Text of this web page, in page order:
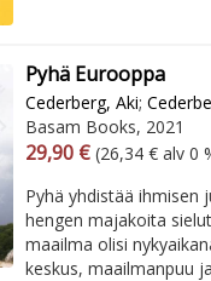
Pyhä Eurooppa
Cederberg, Aki;
Basam Books, 2021
Arvonlisäverollinen
29,90 € (26,34 € alv 0
Pyhä yhdistää ihmisen
hengen majakoita
maailma olisi
keskus, maailmanpuu